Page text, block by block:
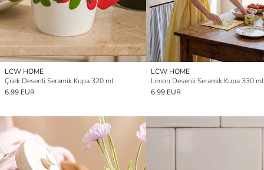
LCW HOME
Çilek Desenli Seramik Kupa 320 ml
6.99 EUR
LCW HOME
Limon Desenli Seramik Kupa 330 ml
6.99 EUR